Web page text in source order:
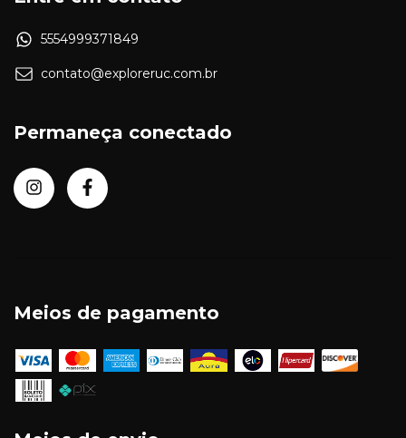
5554999371849
contato@exploreruc.com.br
Permaneça conectado
Meios de pagamento